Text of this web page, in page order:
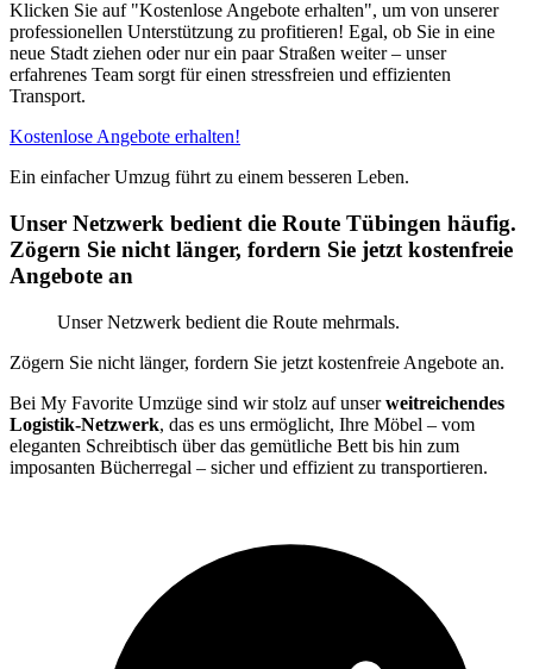
Klicken Sie auf "Kostenlose Angebote erhalten", um von unserer
professionellen Unterstützung zu profitieren! Egal, ob Sie in eine
neue Stadt ziehen oder nur ein paar Straßen weiter – unser
erfahrenes Team sorgt für einen stressfreien und effizienten
Transport.
Kostenlose Angebote erhalten!
Ein einfacher Umzug führt zu einem besseren Leben.
Unser Netzwerk bedient die Route Tübingen häufig.
Zögern Sie nicht länger, fordern Sie jetzt kostenfreie
Angebote an
Unser Netzwerk bedient die Route mehrmals.
Zögern Sie nicht länger, fordern Sie jetzt kostenfreie Angebote an.
Bei My Favorite Umzüge sind wir stolz auf unserweitreichendes
Logistik-Netzwerk, das es uns ermöglicht, Ihre Möbel – vom
eleganten Schreibtisch über das gemütliche Bett bis hin zum
imposanten Bücherregal – sicher und effizient zu transportieren.